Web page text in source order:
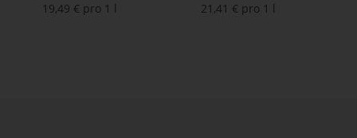
19,49 € pro 1 l
21,41 € pro 1 l